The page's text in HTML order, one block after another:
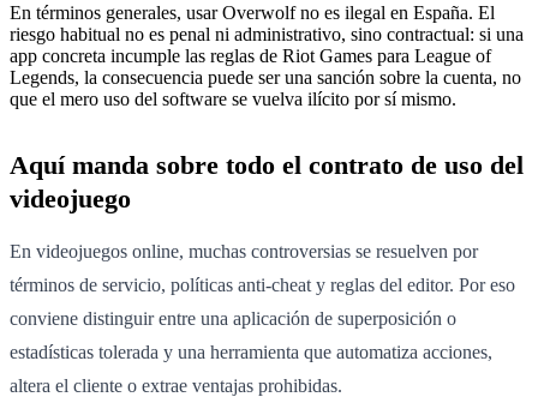
En términos generales, usar Overwolf no es ilegal en España. El
riesgo habitual no es penal ni administrativo, sino contractual: si una
app concreta incumple las reglas de Riot Games para League of
Legends, la consecuencia puede ser una sanción sobre la cuenta, no
que el mero uso del software se vuelva ilícito por sí mismo.
Aquí manda sobre todo el contrato de uso del
videojuego
En videojuegos online, muchas controversias se resuelven por
términos de servicio, políticas anti-cheat y reglas del editor. Por eso
conviene distinguir entre una aplicación de superposición o
estadísticas tolerada y una herramienta que automatiza acciones,
altera el cliente o extrae ventajas prohibidas.